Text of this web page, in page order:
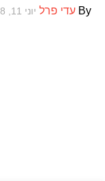
By עדי פרל יוני 11, 2018